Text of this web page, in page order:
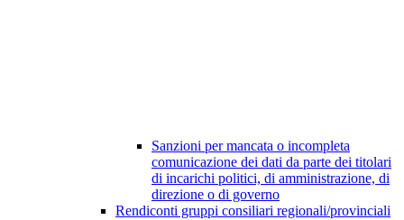
Sanzioni per mancata o incompleta
comunicazione dei dati da parte dei titolari
di incarichi politici, di amministrazione, di
direzione o di governo
Rendiconti gruppi consiliari regionali/provinciali